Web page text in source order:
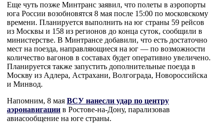
Еще чуть позже Минтранс заявил, что полеты в аэропорты
юга России возобновятся 8 мая после 15:00 по московскому
времени. Планируется выполнить на юг страны 59 рейсов
из Москвы и 158 из регионов до конца суток, сообщили в
министерстве. В Минтрансе добавили, что есть достаточно
мест на поезда, направляющиеся на юг — по возможности
количество вагонов в составах будет оперативно увеличено.
Планируется также запустить дополнительные поезда в
Москву из Адлера, Астрахани, Волгограда, Новороссийска
и Минвод.
Напомним, 8 мая ВСУ нанесли удар по центру
аэронавигации в Ростове-на-Дону, парализовав
авиасообщение на юге страны.